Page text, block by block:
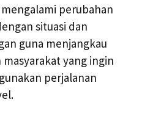
perubahan
situasi dan
guna menjangkau
yang ingin
perjalanan